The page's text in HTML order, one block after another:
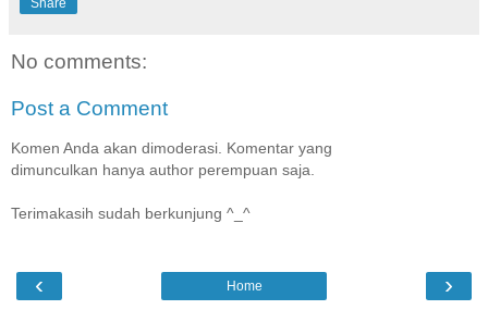
No comments:
Post a Comment
Komen Anda akan dimoderasi. Komentar yang
dimunculkan hanya author perempuan saja.
Terimakasih sudah berkunjung ^_^
‹ ›
Home